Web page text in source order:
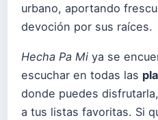
urbano, aportando
devoción por sus raíces.
Hecha Pa Mi ya se
escuchar en todas las
donde puedes
a tus listas favoritas. Si